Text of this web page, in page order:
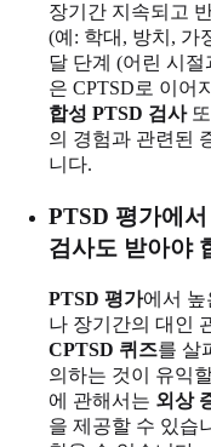
장기간 지속되고
(예: 학대, 방치, 가
달 단계 (어린 시
은 CPTSD로 이어
합성 PTSD 검사또
의 경험과 관련된
니다.
PTSD 평가에
검사도 받아야
PTSD 평가에서 높
나 장기간의 대인
CPTSD 퀴즈를 살
의하는 것이 유익
에 관해서는 외상
을 제공할 수 있습